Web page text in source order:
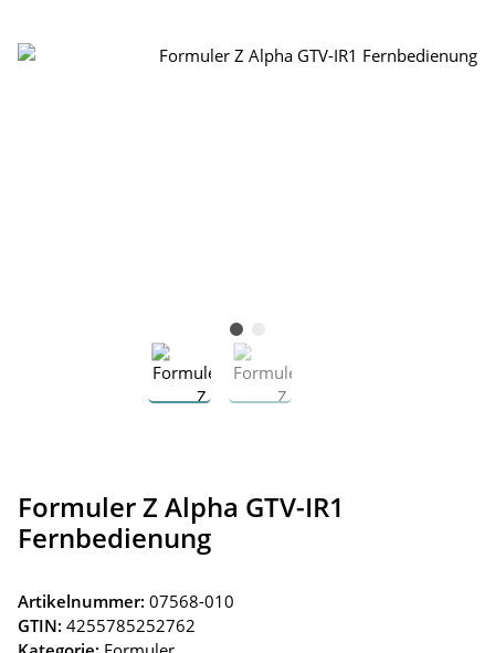
Formuler Z Alpha GTV-IR1
Fernbedienung
Artikelnummer: 07568-010
GTIN: 4255785252762